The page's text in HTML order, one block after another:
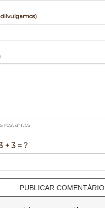
dilvulgamos)
restantes
+ 3 = ?
PUBLICAR COMENTÁRIO